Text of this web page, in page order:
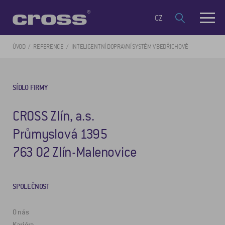
CZ
ÚVOD REFERENCE INTELIGENTNÍ DOPRAVNÍ SYSTÉM V BEDŘICHOVĚ
SÍDLO FIRMY
CROSS Zlín, a.s.
Průmyslová 1395
763 02 Zlín-Malenovice
SPOLEČNOST
O nás